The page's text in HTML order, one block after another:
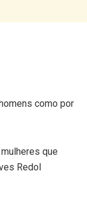
como por